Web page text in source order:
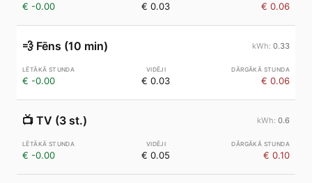
€ -0.00 € 0.03 € 0.06
💨 Fēns (10 min) 0.33
€ -0.00 € 0.03 € 0.06
📺 TV (3 st.) 0.6
€ -0.00 € 0.05 € 0.10